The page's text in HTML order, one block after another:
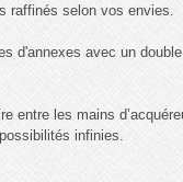
raffinés selon vos envies.
d'annexes avec un
entre les mains
infinies.